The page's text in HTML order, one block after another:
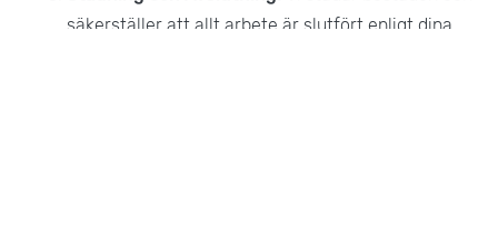
säkerställer att allt arbete är slutfört enligt dina